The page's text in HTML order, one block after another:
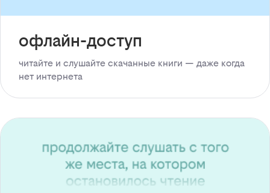
офлайн-доступ
читайте и слушайте скачанные книги — даже когда
нет интернета